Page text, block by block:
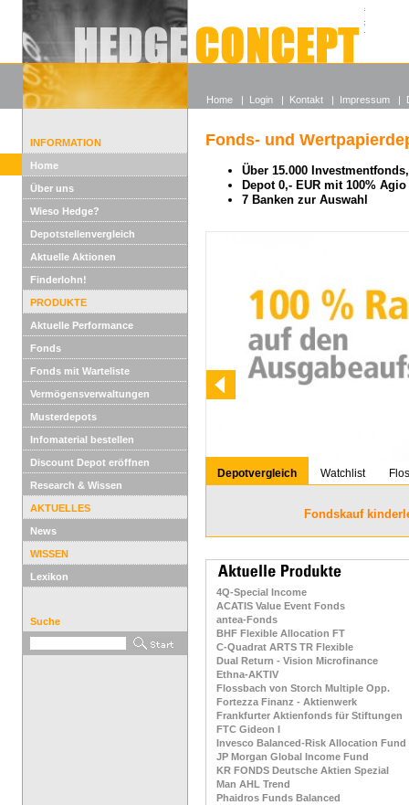
Alle
Wieso
INFORMATION
Home
Über uns
Wieso Hedge?
Depotstellenvergleich
Aktuelle Aktionen
Finderlohn!
PRODUKTE
Aktuelle Performance
Fonds
Fonds mit Warteliste
Vermögensverwaltungen
Musterdepots
Infomaterial bestellen
Discount Depot eröffnen
Research & Wissen
AKTUELLES
News
WISSEN
Lexikon
Suche
Fonds- und
Über 15.000
Depot 0,- EUR mit 100% Agio
7 Banken zur Auswahl
Depotvergleich Watchlist
Fondskauf
4Q-Special Income
ACATIS Value Event Fonds
antea-Fonds
BHF Flexible Allocation FT
C-Quadrat ARTS TR Flexible
Dual Return - Vision Microfinance
Ethna-AKTIV
Flossbach von Storch Multiple Opp.
Fortezza Finanz - Aktienwerk
Frankfurter Aktienfonds für Stiftungen
FTC Gideon I
Invesco Balanced-Risk Allocation Fund
JP Morgan Global Income Fund
KR FONDS Deutsche Aktien Spezial
Man AHL Trend
Phaidros Funds Balanced
Home | Login | Kontakt | Impressum |